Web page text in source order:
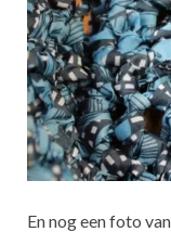
En nog een foto